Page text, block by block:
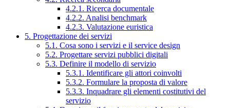
4.2.1. Ricerca documentale
4.2.2. Analisi benchmark
4.2.3. Valutazione euristica
5. Progettazione dei servizi
5.1. Cosa sono i servizi e il service design
5.2. Progettare servizi pubblici digitali
5.3. Definire il modello di servizio
5.3.1. Identificare gli attori coinvolti
5.3.2. Formulare la proposta di valore
5.3.3. Inquadrare gli elementi costitutivi del
servizio